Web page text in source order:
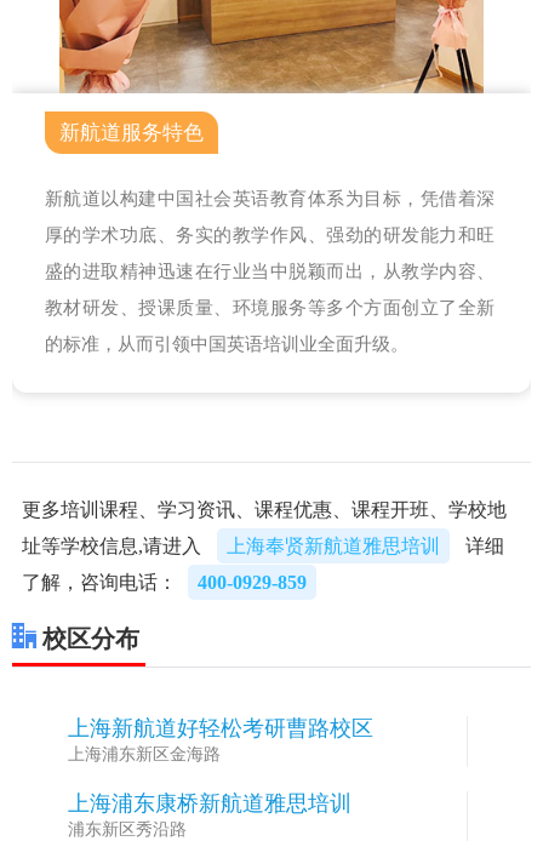
新航道服务特色
新航道以构建中国社会英语教育体系为目标，凭借着深
厚的学术功底、务实的教学作风、强劲的研发能力和旺
盛的进取精神迅速在行业当中脱颖而出，从教学内容、
教材研发、授课质量、环境服务等多个方面创立了全新
的标准，从而引领中国英语培训业全面升级。
更多培训课程、学习资讯、课程优惠、课程开班、学校地
址等学校信息,请进入
上海奉贤新航道雅思培训
详细
了解，咨询电话：
400-0929-859
校区分布
上海新航道好轻松考研曹路校区
上海浦东新区金海路
上海浦东康桥新航道雅思培训
浦东新区秀沿路